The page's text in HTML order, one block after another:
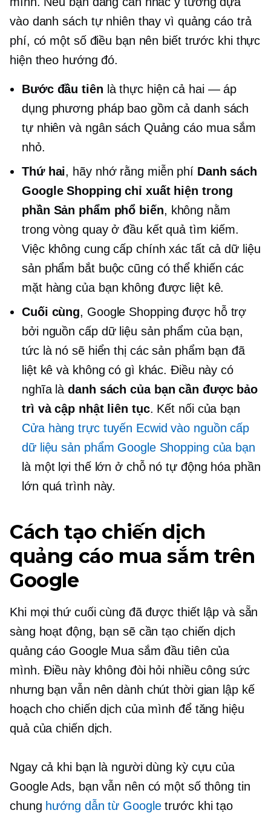
vào danh sách tự nhiên thay vì quảng cáo trả
phí, có một số điều bạn nên biết trước khi thực
hiện theo hướng đó.
Bước đầu tiên là thực hiện cả hai — áp
dụng phương pháp bao gồm cả danh sách
tự nhiên và ngân sách Quảng cáo mua sắm
nhỏ.
Thứ hai, hãy nhớ rằng miễn phí Danh sách
Google Shopping chỉ xuất hiện trong
phần Sản phẩm phổ biến, không nằm
trong vòng quay ở đầu kết quả tìm kiếm.
Việc không cung cấp chính xác tất cả dữ liệu
sản phẩm bắt buộc cũng có thể khiến các
mặt hàng của bạn không được liệt kê.
Cuối cùng, Google Shopping được hỗ trợ
bởi nguồn cấp dữ liệu sản phẩm của bạn,
tức là nó sẽ hiển thị các sản phẩm bạn đã
liệt kê và không có gì khác. Điều này có
nghĩa làdanh sách của bạn cần được bảo
trì và cập nhật liên tục. Kết nối của bạn
Cửa hàng trực tuyến Ecwid vào nguồn cấp
dữ liệu sản phẩm Google Shopping của bạn
là một lợi thế lớn ở chỗ nó tự động hóa phần
lớn quá trình này.
Cách tạo chiến dịch
quảng cáo mua sắm trên
Google
Khi mọi thứ cuối cùng đã được thiết lập và sẵn
sàng hoạt động, bạn sẽ cần tạo chiến dịch
quảng cáo Google Mua sắm đầu tiên của
mình. Điều này không đòi hỏi nhiều công sức
nhưng bạn vẫn nên dành chút thời gian lập kế
hoạch cho chiến dịch của mình để tăng hiệu
quả của chiến dịch.
Ngay cả khi bạn là người dùng kỳ cựu của
Google Ads, bạn vẫn nên có một số thông tin
chung hướng dẫn từ Googletrước khi tạo